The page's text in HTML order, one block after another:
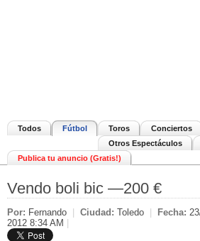
Todos Fútbol Toros Conciertos
Otros Espectáculos
Publica tu anuncio (Gratis!)
Vendo boli bic —200 €
Por: Fernando Ciudad: Toledo Fecha:
2012 8:34 AM